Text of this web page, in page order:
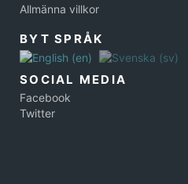
Allmänna villkor
BYT SPRÅK
SOCIAL MEDIA
Facebook
Twitter